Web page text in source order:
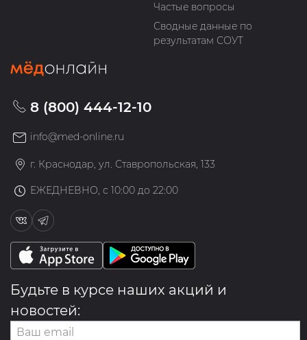
Частые вопросы
Сводные данные по
результатам СОУТ
8 (800) 444-12-10
info@med-online.ru
г. Краснодар, ул. Ставропольская, 133
ЕЖЕДНЕВНО, с 10:00 до 22:00
Будьте в курсе наших акций и
новостей: